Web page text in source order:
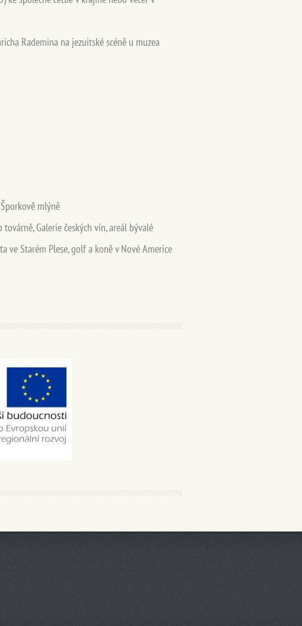
Rademina na jezuitské scéně u muzea
mlýně
továrně, Galerie českých vín, areál bývalé
ve Starém Plese, golf a koně v Nové Americe